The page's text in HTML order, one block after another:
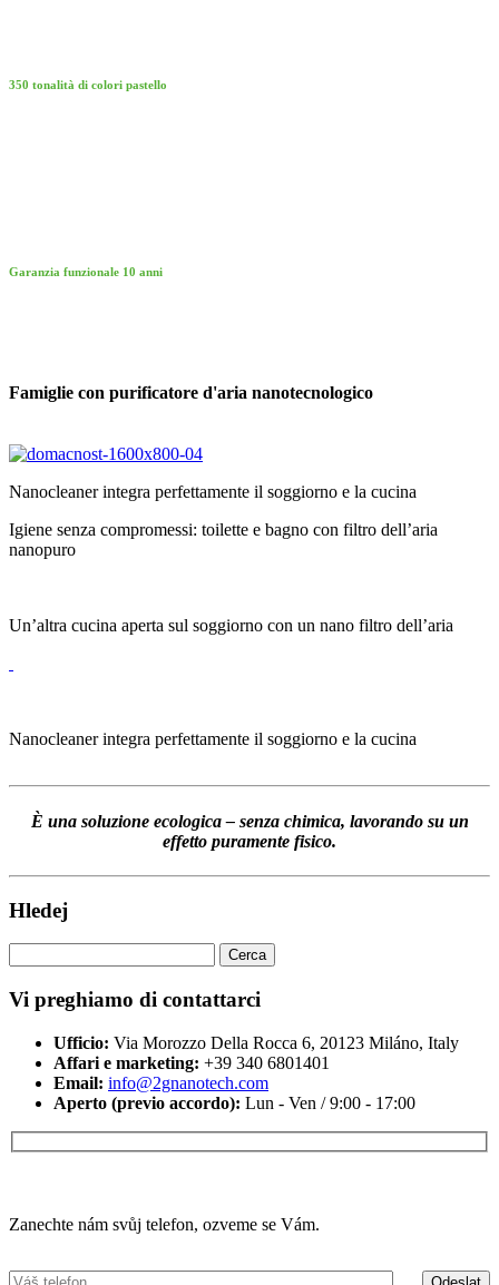
350 tonalità di colori pastello
Garanzia funzionale 10 anni
Famiglie con purificatore d'aria nanotecnologico
Nanocleaner integra perfettamente il soggiorno e la cucina
Igiene senza compromessi: toilette e bagno con filtro dell’aria
nanopuro
Un’altra cucina aperta sul soggiorno con un nano filtro dell’aria
Nanocleaner integra perfettamente il soggiorno e la cucina
È una soluzione ecologica – senza chimica, lavorando su un
effetto puramente fisico.
Hledej
per:
Vi preghiamo di contattarci
Ufficio: Via Morozzo Della Rocca 6, 20123 Miláno, Italy
Affari e marketing: +39 340 6801401
Email: info@2gnanotech.com
Aperto (previo accordo): Lun - Ven / 9:00 - 17:00
Zanechte nám svůj telefon, ozveme se Vám.